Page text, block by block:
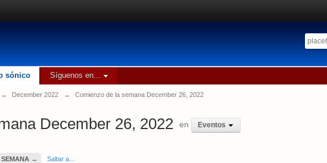
sónico Síguenos en...
→ December 2022 → Comienzo de la semana December 26, 2022
December 26, 2022 en Eventos
SEMANA → Saltar a...